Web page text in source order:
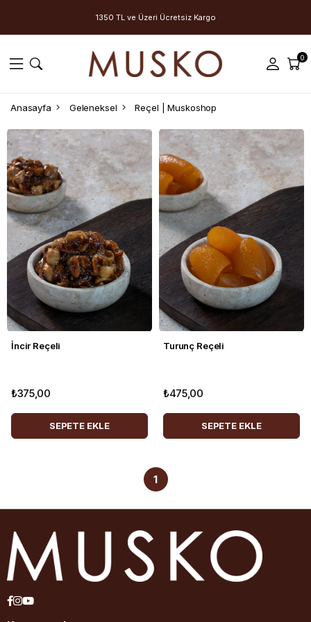
1350 TL ve Üzeri Ücretsiz Kargo
0
Anasayfa Geleneksel Reçel | Muskoshop
İncir Reçeli
₺375,00
SEPETE EKLE
Turunç Reçeli
₺475,00
SEPETE EKLE
1